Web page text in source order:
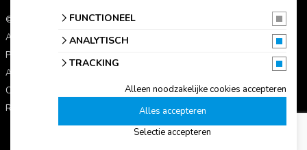
© 2026 Mestic
Alle prijzen zijn inclusief btw.
Privacyverklaring
Algemene voorwaarden
Cookie-instellingen
Reviewbeleid
FUNCTIONEEL
ANALYTISCH
TRACKING
Selectie accepteren
Alles accepteren
Alleen noodzakelijke cookies accepteren